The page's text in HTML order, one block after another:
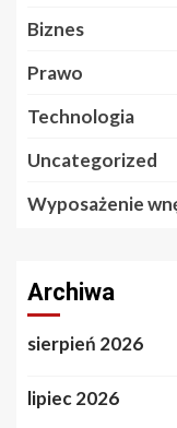
Biznes
Prawo
Technologia
Uncategorized
Wyposażenie
Archiwa
sierpień 2026
lipiec 2026